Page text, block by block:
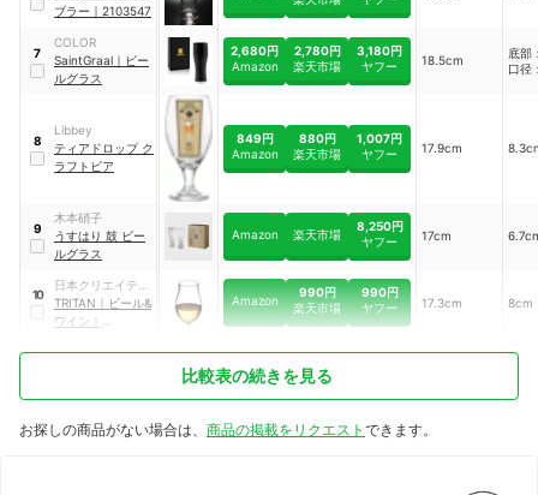
ブラー ｜ 2103547
7
COLOR
SaintGraal ｜ ビー
ルグラス
2,680円
Amazon
2,780円
楽天市場
3,180円
ヤフー
18.5cm
底部
口径
8
Libbey
ティアドロップ ク
ラフトビア
849円
Amazon
880円
楽天市場
1,007円
ヤフー
17.9cm
9
木本硝子
うすはり 鼓 ビー
ルグラス
Amazon 楽天市場
8,250円
ヤフー
17cm
10
日本クリエイティ
ブ
TRITAN ｜ ビール&
ワイン
Amazon
990円
楽天市場
990円
ヤフー
17.3cm 8cm
比較表の続きを見る
お探しの商品がない場合は、 商品の掲載をリクエスト できます。